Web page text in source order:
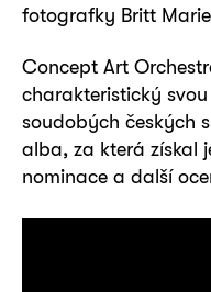
fotografky Britt
Concept Art
charakteristický
soudobých českých
alba, za která získal
nominace a další